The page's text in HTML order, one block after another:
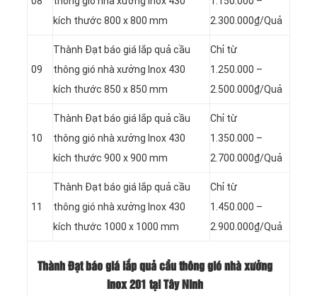
kích thước 800 x 800 mm
2.300.000₫/Quả
09
Thành Đạt báo giá lắp quả cầu
thông gió nhà xưởng Inox 430
kích thước 850 x 850 mm
Chỉ từ
1.250.000 –
2.500.000₫/Quả
10
Thành Đạt báo giá lắp quả cầu
thông gió nhà xưởng Inox 430
kích thước 900 x 900 mm
Chỉ từ
1.350.000 –
2.700.000₫/Quả
11
Thành Đạt báo giá lắp quả cầu
thông gió nhà xưởng Inox 430
kích thước 1000 x 1000 mm
Chỉ từ
1.450.000 –
2.900.000₫/Quả
Thành Đạt báo giá lắp quả cầu thông gió nhà xưởng
Inox 201 tại Tây Ninh